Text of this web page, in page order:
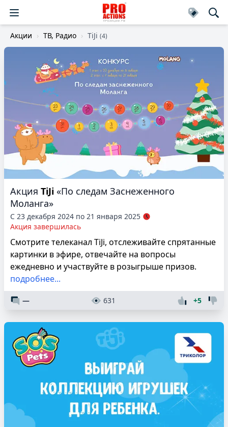
Акции ТВ, Радио TiJi (4)
Акция TiJi «По следам Заснеженного
Моланга»
С 23 декабря 2024 по 21 января 2025
Акция завершилась
Смотрите телеканал TiJi, отслеживайте спрятанные
картинки в эфире, отвечайте на вопросы
ежедневно и участвуйте в розыгрыше призов.
подробнее...
— 631 +5